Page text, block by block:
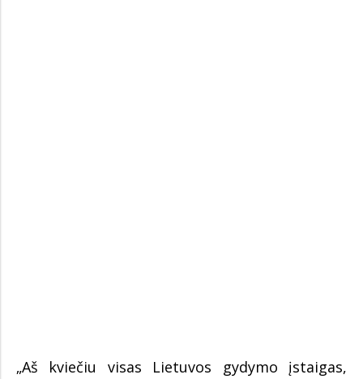
„Aš kviečiu visas Lietuvos gydymo įstaigas,